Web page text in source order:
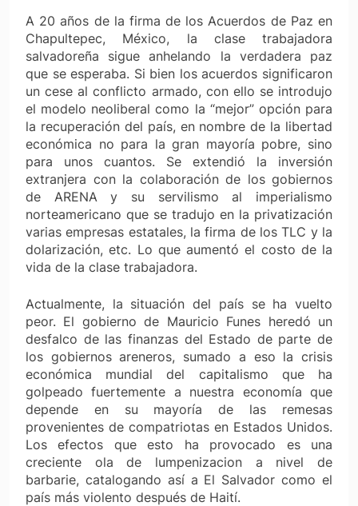
A 20 años de la firma de los Acuerdos de Paz en
Chapultepec, México, la clase trabajadora
salvadoreña sigue anhelando la verdadera paz
que se esperaba. Si bien los acuerdos significaron
un cese al conflicto armado, con ello se introdujo
el modelo neoliberal como la “mejor” opción para
la recuperación del país, en nombre de la libertad
económica no para la gran mayoría pobre, sino
para unos cuantos. Se extendió la inversión
extranjera con la colaboración de los gobiernos
de ARENA y su servilismo al imperialismo
norteamericano que se tradujo en la privatización
varias empresas estatales, la firma de los TLC y la
dolarización, etc. Lo que aumentó el costo de la
vida de la clase trabajadora.
Actualmente, la situación del país se ha vuelto
peor. El gobierno de Mauricio Funes heredó un
desfalco de las finanzas del Estado de parte de
los gobiernos areneros, sumado a eso la crisis
económica mundial del capitalismo que ha
golpeado fuertemente a nuestra economía que
depende en su mayoría de las remesas
provenientes de compatriotas en Estados Unidos.
Los efectos que esto ha provocado es una
creciente ola de lumpenizacion a nivel de
barbarie, catalogando así a El Salvador como el
país más violento después de Haití.